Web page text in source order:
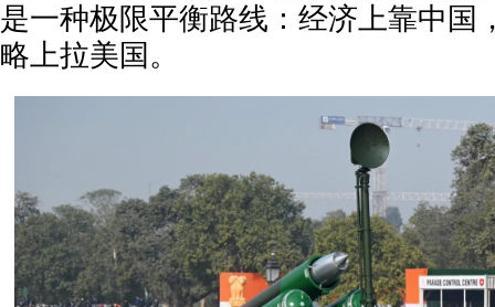
是一种极限平衡路线：经济上靠中国
略上拉美国。